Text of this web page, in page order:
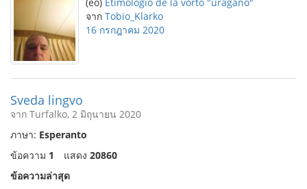
จาก Tobio_Klarko
16 กรกฎาคม 2020
Sveda lingvo
จาก Turfalko, 2 มิถุนายน 2020
ภาษา: Esperanto
ข้อความ 1 แสดง 20860
ข้อความล่าสุด